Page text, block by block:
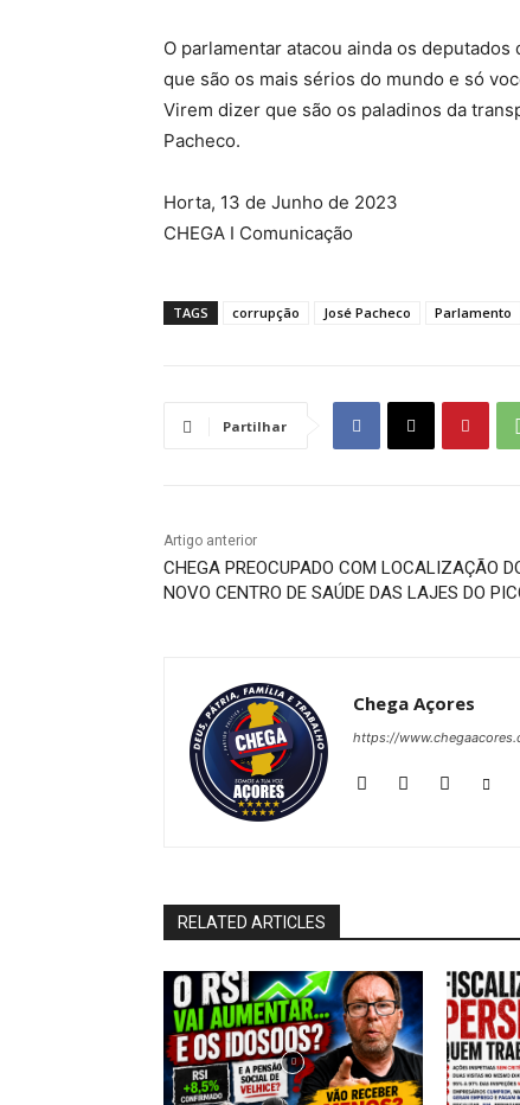
O parlamentar atacou ainda os
que são os mais sérios do mundo e só
Virem dizer que são os paladinos da
Pacheco.
Horta, 13 de Junho de 2023
CHEGA I Comunicação
TAGS corrupção José Pacheco Parlamento
Partilhar
Artigo anterior
CHEGA PREOCUPADO COM LOCALIZAÇÃO
NOVO CENTRO DE SAÚDE DAS LAJES DO
Chega Açores
https://
RELATED ARTICLES